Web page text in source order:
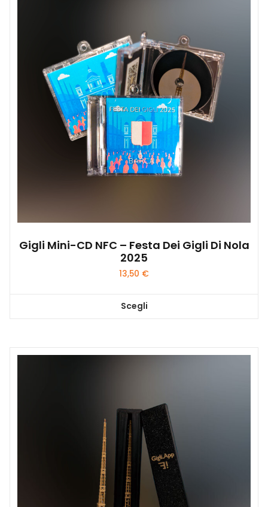
Gigli Mini-CD NFC – Festa Dei Gigli Di Nola
2025
13,50 €
ScegliQuesto
più
possono
essere
scelte
nella
pagina
prodotto